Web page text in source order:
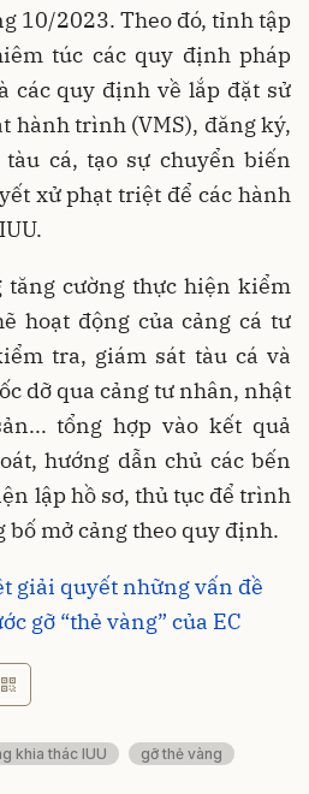
10/2023. Theo đó, tỉnh tập
túc các quy định pháp
các quy định về lắp đặt sử
hành trình (VMS), đăng ký,
cá, tạo sự chuyển biến
xử phạt triệt để các hành
cường thực hiện kiểm
hoạt động của cảng cá tư
tra, giám sát tàu cá và
dỡ qua cảng tư nhân, nhật
tổng hợp vào kết quả
hướng dẫn chủ các bến
lập hồ sơ, thủ tục để trình
bố mở cảng theo quy định.
giải quyết những vấn đề
gỡ “thẻ vàng” của EC
khia thác IUU
gỡ thẻ vàng